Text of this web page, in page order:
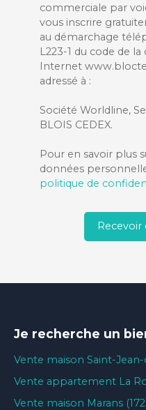
commerciale par
vous inscrire
au démarchage
L223-1 du code de
Internet
adressé à :
Société Worldline,
BLOIS CEDEX.
Pour en savoir plus
données
politique de
Recevoir
Je recherche un
Vente maison Saint-Jean-
Vente appartement La
Vente maison Marans